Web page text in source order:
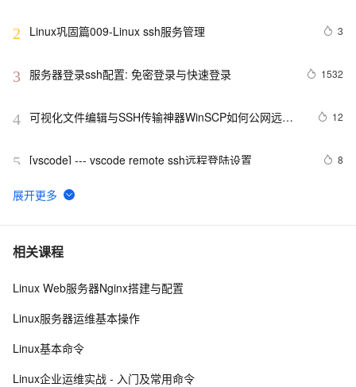
2 Linux巩固篇009-Linux ssh服务管理 3
3 服务器登录ssh配置: 免密登录与快速登录 1532
4 可视化文件编辑与SSH传输神器WinSCP如何公网远程
12
5 [vscode] --- vscode remote ssh远程登陆设置 8
6 Shell批量SSH免交互登录认证
7 在外SSH远程连接macOS服务器【cpolar内网穿透】
8 SSH远程直连--------------Docker容器
10 Ubuntu服务器安全性提升：修改SSH默认端口号
相关课程
Linux Web服务器Nginx搭建与配置
Linux服务器运维基本操作
Linux基本命令
Linux企业运维实战 - 入门及常用命令